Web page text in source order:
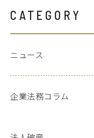
CATEGORY
ニュース
企業法務コラム